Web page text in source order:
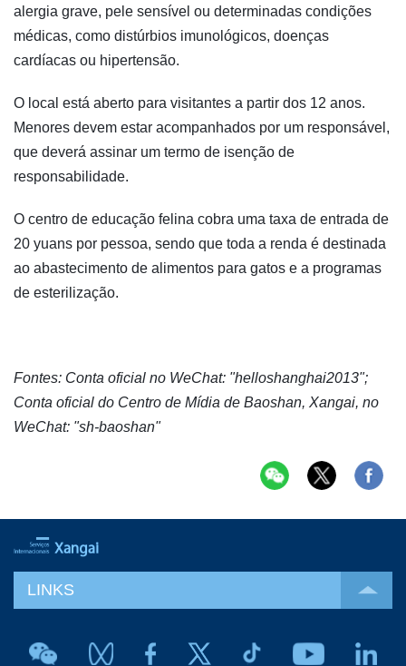
alergia grave, pele sensível ou determinadas condições
médicas, como distúrbios imunológicos, doenças
cardíacas ou hipertensão.
O local está aberto para visitantes a partir dos 12 anos.
Menores devem estar acompanhados por um responsável,
que deverá assinar um termo de isenção de
responsabilidade.
O centro de educação felina cobra uma taxa de entrada de
20 yuans por pessoa, sendo que toda a renda é destinada
ao abastecimento de alimentos para gatos e a programas
de esterilização.
Fontes: Conta oficial no WeChat: "helloshanghai2013";
Conta oficial do Centro de Mídia de Baoshan, Xangai, no
WeChat: "sh-baoshan"
LINKS